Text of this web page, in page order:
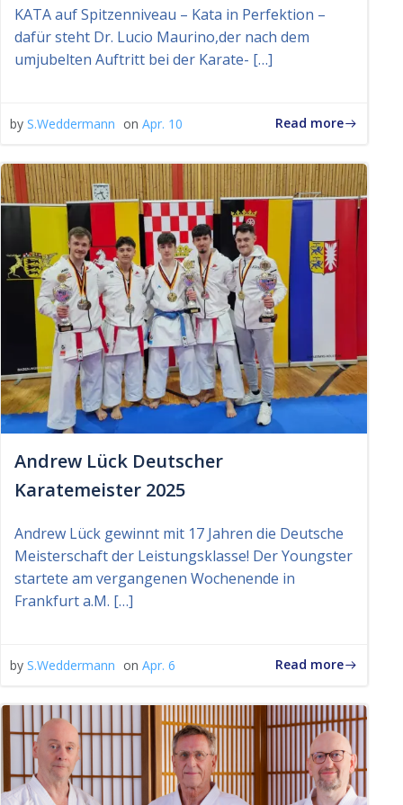
KATA auf Spitzenniveau – Kata in Perfektion –
dafür steht Dr. Lucio Maurino,der nach dem
umjubelten Auftritt bei der Karate- […]
by S.Weddermann on Apr. 10 Read more
Andrew Lück Deutscher
Karatemeister 2025
Andrew Lück gewinnt mit 17 Jahren die Deutsche
Meisterschaft der Leistungsklasse! Der Youngster
startete am vergangenen Wochenende in
Frankfurt a.M. […]
by S.Weddermann on Apr. 6 Read more